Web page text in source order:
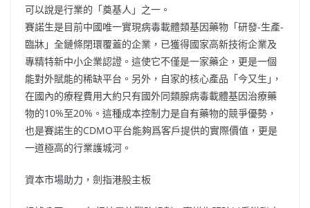
可以說是行業的「奠基人」之一。
賽諾生是目前中國唯一實現病毒載體類基因藥物「研發-生產-
臨牀」全鏈條閉環覆蓋的企業，已獲得國家高新技術企業及
專精特新中小企業認證。這使它不僅是一家藥企，更是一個
能對外賦能的稀缺平台。另外，自家的核心產品「今又生｣，
在國內的療程費用大約只有國外同類腺病毒載體基因治療藥
物的10%至20%。這種成本控制力是自有藥物的競爭優勢，
也是賽諾生的CDMO平台能夠爲客戶提供的實際價值，更是
一道極高的行業護城河。
資本市場助力，劍指港股主板